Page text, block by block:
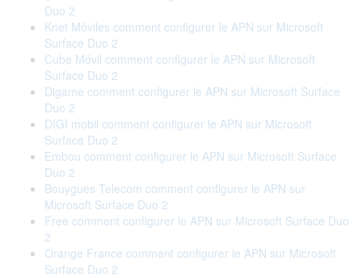
Duo 2
Knet Móviles comment configurer le APN sur Microsoft
Surface Duo 2
Cube Móvil comment configurer le APN sur Microsoft
Surface Duo 2
Digame comment configurer le APN sur Microsoft Surface
Duo 2
DIGI mobil comment configurer le APN sur Microsoft
Surface Duo 2
Embou comment configurer le APN sur Microsoft Surface
Duo 2
Bouygues Telecom comment configurer le APN sur
Microsoft Surface Duo 2
Free comment configurer le APN sur Microsoft Surface Duo
2
Orange France comment configurer le APN sur Microsoft
Surface Duo 2